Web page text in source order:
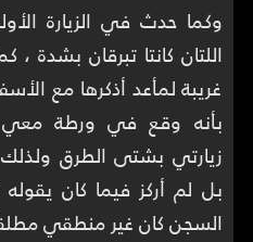
وكما حدث في الزيارة
اللتان كانتا تبرقان بشدة
غريبة لمأعد أذكرها مع
بأنه وقع في ورطة معي
زيارتي بشتى الطرق
بل لم أركز فيما كان
السجن كان غير منطقي